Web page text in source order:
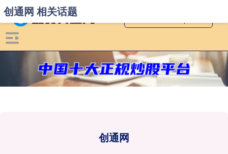
创通网
创通网 相关话题